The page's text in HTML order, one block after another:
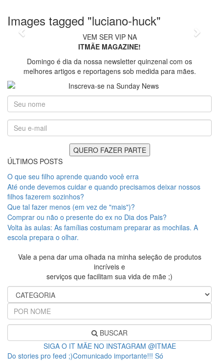
Images tagged "luciano-huck"
Previous Next
VEM SER VIP NA
ITMÃE MAGAZINE!
Domingo é dia da nossa newsletter quinzenal com os
melhores artigos e reportagens sob medida para mães.
ÚLTIMOS POSTS
O que seu filho aprende quando você erra
Até onde devemos cuidar e quando precisamos deixar nossos
filhos fazerem sozinhos?
Que tal fazer menos (em vez de "mais")?
Comprar ou não o presente do ex no Dia dos Pais?
Volta às aulas: As famílias costumam preparar as mochilas. A
escola prepara o olhar.
Vale a pena dar uma olhada na minha seleção de produtos
incríveis e
serviços que facilitam sua vida de mãe ;)
BUSCAR
SIGA O IT MÃE NO INSTAGRAM @ITMAE
Do stories pro feed ;)Comunicado importante!!! Só